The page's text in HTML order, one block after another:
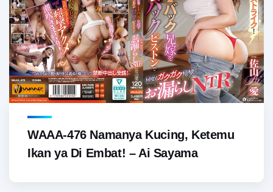
WAAA-476 Namanya Kucing, Ketemu
Ikan ya Di Embat! – Ai Sayama